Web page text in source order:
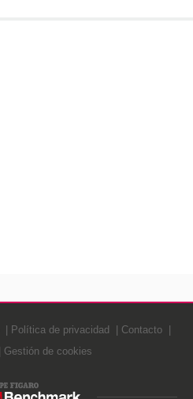
Política de privacidad
Contacto
Gestión de cookies